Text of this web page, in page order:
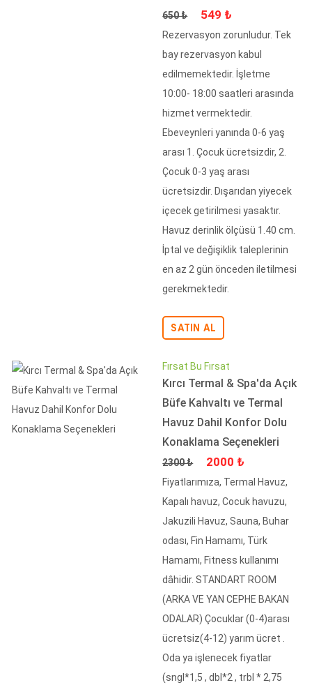
Fiyat
650 ₺ İndirimli Fiyat
549 ₺
Rezervasyon zorunludur. Tek
bay rezervasyon kabul
edilmemektedir. İşletme
10:00- 18:00 saatleri arasında
hizmet vermektedir.
Ebeveynleri yanında 0-6 yaş
arası 1. Çocuk ücretsizdir, 2.
Çocuk 0-3 yaş arası
ücretsizdir. Dışarıdan yiyecek
içecek getirilmesi yasaktır.
Havuz derinlik ölçüsü 1.40 cm.
İptal ve değişiklik taleplerinin
en az 2 gün önceden iletilmesi
gerekmektedir.
SATIN AL
Fırsat Bu Fırsat
Kırcı Termal & Spa'da Açık
Büfe Kahvaltı ve Termal
Havuz Dahil Konfor Dolu
Konaklama Seçenekleri
Fiyat
2300 ₺ İndirimli Fiyat
2000 ₺
Fiyatlarımıza, Termal Havuz,
Kapalı havuz, Cocuk havuzu,
Jakuzili Havuz, Sauna, Buhar
odası, Fin Hamamı, Türk
Hamamı, Fitness kullanımı
dâhidir. STANDART ROOM
(ARKA VE YAN CEPHE BAKAN
ODALAR) Çocuklar (0-4)arası
ücretsiz(4-12) yarım ücret .
Oda ya işlenecek fiyatlar
(sngl*1,5 , dbl*2 , trbl * 2,75